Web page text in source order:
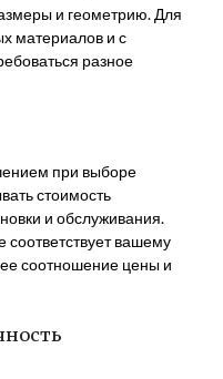
и геометрию. Для
материалов и с
разное
при выборе
стоимость
и обслуживания.
соответствует вашему
соотношение цены и